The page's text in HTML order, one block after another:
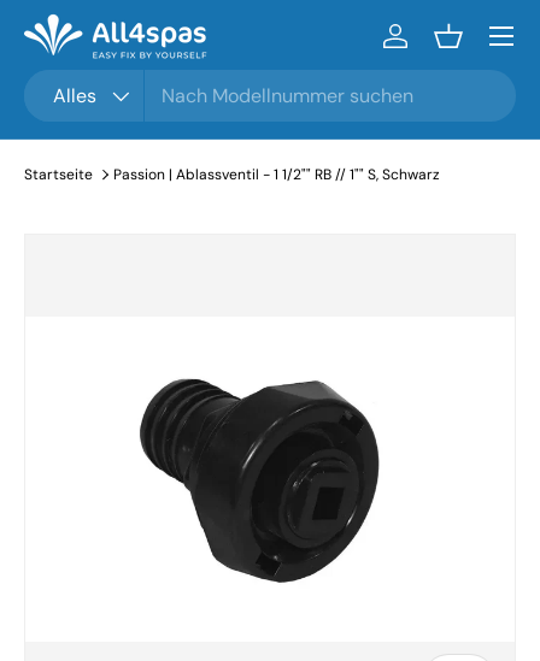
Zum Inhalt gehen
Alles
Einloggen
Menü
Startseite Passion | Ablassventil - 1 1/2"" RB // 1"" S, Schwarz